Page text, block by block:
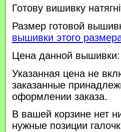
Готову вишивку
Размер готовой
вышивки этого
Цена данной вышивки:
Указанная цена не
заказанные
оформлении заказа.
В вашей корзине нет
нужные позиции